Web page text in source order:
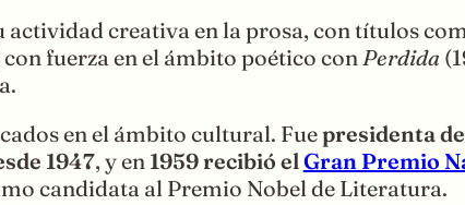
actividad creativa en la prosa, con títulos
fuerza en el ámbito poético con Perdida
en el ámbito cultural. Fuepresidenta
1947, y en 1959 recibió el Gran Premio
candidata al Premio Nobel de Literatura.